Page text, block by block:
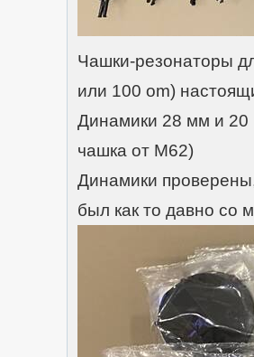
Чашки-резонаторы
или 100 om)
Динамики 28 мм и
чашка от М62)
Динамики
был как то давно со